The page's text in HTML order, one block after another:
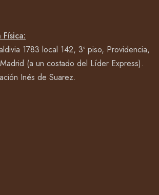
1783 local 142, 3º piso, Providencia,
(a un costado del Líder Express).
Inés de Suarez.